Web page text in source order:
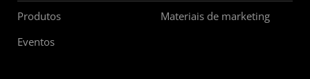
Produtos
Materiais de marketing
Eventos